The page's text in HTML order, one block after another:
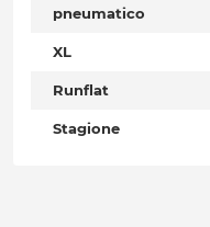
pneumatico
XL
Runflat
Stagione